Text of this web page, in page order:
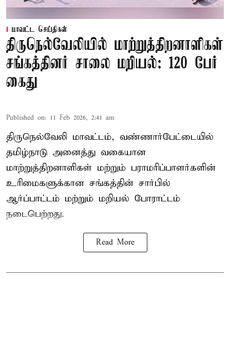
மாவட்ட செய்திகள்
திருநெல்வேலியில் மாற்றுத்திறனாளிகள்
சங்கத்தினர் சாலை மறியல்: 120 பேர்
கைது
Published on: 11 Feb 2026, 2:41 am
திருநெல்வேலி மாவட்டம், வண்ணார்பேட்டையில்
தமிழ்நாடு அனைத்து வகையான
மாற்றுத்திறனாளிகள் மற்றும் பராமரிப்பாளர்களின்
உரிமைகளுக்கான சங்கத்தின் சார்பில்
ஆர்ப்பாட்டம் மற்றும் மறியல் போராட்டம்
நடைபெற்றது.
Read More